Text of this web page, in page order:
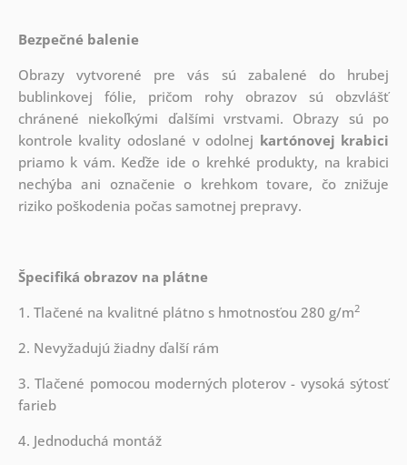
Bezpečné balenie
Obrazy vytvorené pre vás sú zabalené do hrubej
bublinkovej fólie, pričom rohy obrazov sú obzvlášť
chránené niekoľkými ďalšími vrstvami. Obrazy sú po
kontrole kvality odoslané v odolnej kartónovej krabici
priamo k vám. Keďže ide o krehké produkty, na krabici
nechýba ani označenie o krehkom tovare, čo znižuje
riziko poškodenia počas samotnej prepravy.
Špecifiká obrazov na plátne
1. Tlačené na kvalitné plátno s hmotnosťou 280 g/m2
2. Nevyžadujú žiadny ďalší rám
3. Tlačené pomocou moderných ploterov - vysoká sýtosť
farieb
4. Jednoduchá montáž